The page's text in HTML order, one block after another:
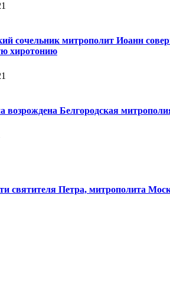
сочельник митрополит Иоанн
хиротонию
возрождена Белгородская
святителя Петра, митрополита